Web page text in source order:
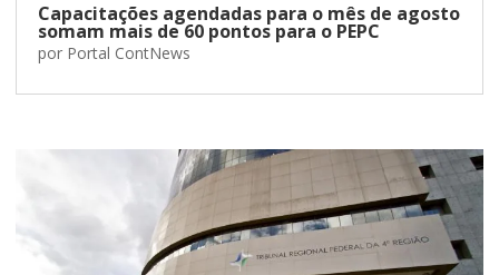
Capacitações agendadas para o mês de agosto
somam mais de 60 pontos para o PEPC
por Portal ContNews